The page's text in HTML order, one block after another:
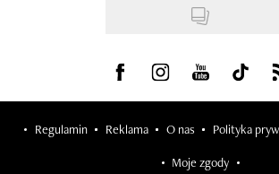
Visit us on Facebook
Visit us on Instagram
Visit us onVisit us
Regulamin Reklama O nas Polityka
Moje zgody